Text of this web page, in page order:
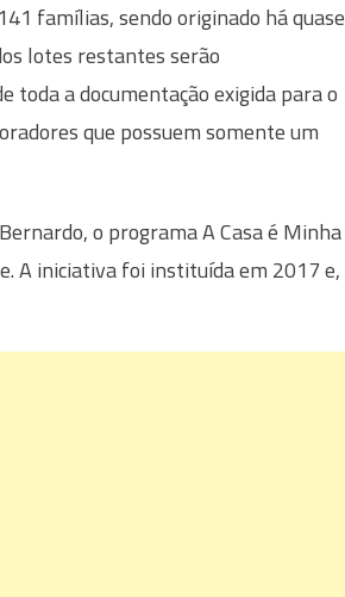
famílias, sendo originado há quase
lotes restantes serão
toda a documentação exigida para o
que possuem somente um
o programa A Casa é Minha
A iniciativa foi instituída em 2017 e,